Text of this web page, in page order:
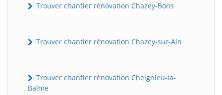
Trouver chantier rénovation Chazey-Bons
Trouver chantier rénovation Chazey-sur-Ain
Trouver chantier rénovation Cheignieu-la-
Balme